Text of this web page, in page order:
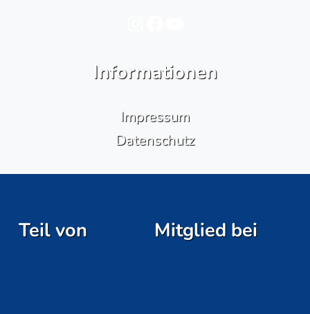
Informationen
Impressum
Datenschutz
Teil von Mitglied bei